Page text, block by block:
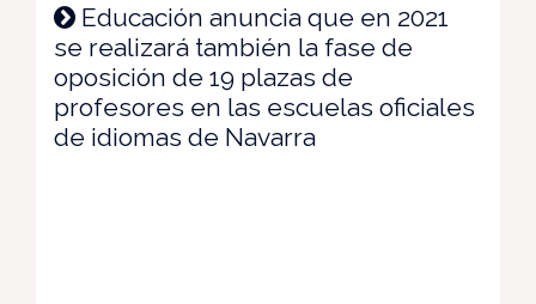
Educación anuncia que en 2021
se realizará también la fase de
oposición de 19 plazas de
profesores en las escuelas oficiales
de idiomas de Navarra